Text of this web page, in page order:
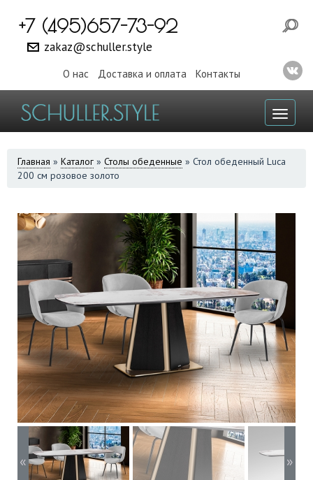
+7 (495)657-73-92
zakaz@schuller.style
О нас Доставка и оплата Контакты
ВЫ
ЗДЕСЬ
Главная » Каталог » Столы обеденные » Стол обеденный Luca
200 см розовое золото
« »